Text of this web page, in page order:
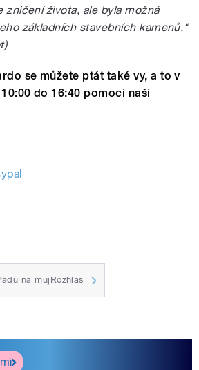
zničení života, ale byla možná
základních stavebních kamenů."
se můžete ptát také vy, a to v
do 16:40 pomocí naší
na mujRozhlas